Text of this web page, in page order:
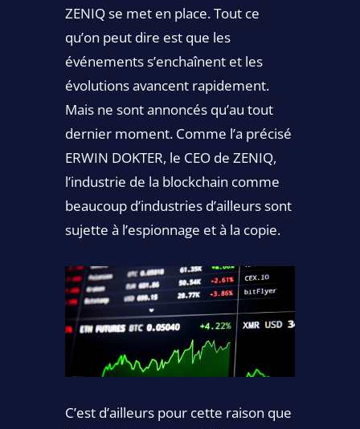
ZENIQ se met en place. Tout ce
qu’on peut dire est que les
événements s’enchaînent et les
évolutions avancent rapidement.
Mais ne sont annoncés qu’au tout
dernier moment. Comme l’a précisé
ERWIN DOKTER, le CEO de ZENIQ,
l’industrie de la blockchain comme
beaucoup d’industries d’ailleurs sont
sujette à l’espionnage et à la copie.
C’est d’ailleurs pour cette raison que